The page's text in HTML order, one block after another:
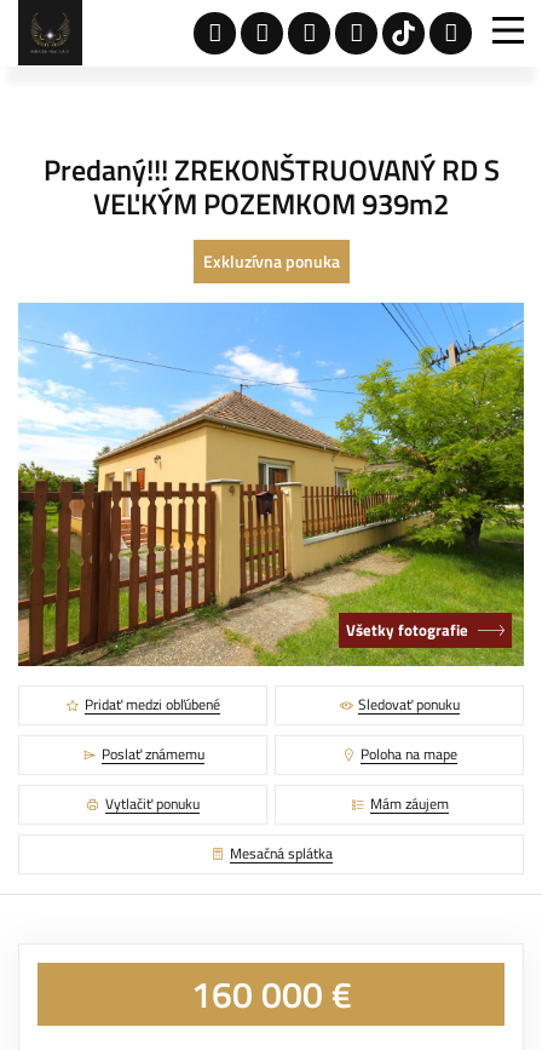
Predaný!!! ZREKONŠTRUOVANÝ RD S
VEĽKÝM POZEMKOM 939m2
Exkluzívna ponuka
Všetky fotografie
Pridať medzi obľúbené Sledovať ponuku
Poslať známemu Poloha na mape
Vytlačiť ponuku Mám záujem
Mesačná splátka
160 000 €